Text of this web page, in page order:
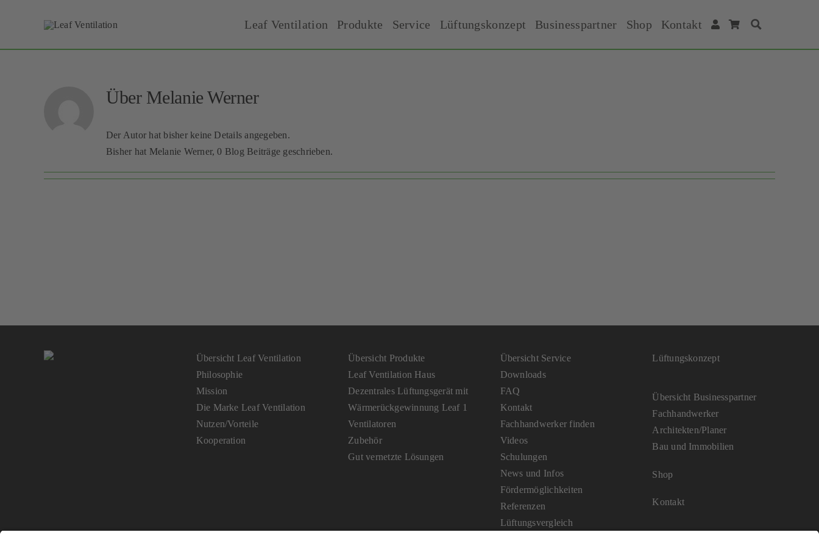
Leaf Ventilation Produkte Service Lüftungskonzept Businesspartner Shop Kontakt
Über Melanie Werner
Der Autor hat bisher keine Details angegeben.
Bisher hat Melanie Werner, 0 Blog Beiträge geschrieben.
Übersicht Leaf Ventilation
Philosophie
Mission
Die Marke Leaf Ventilation
Nutzen/Vorteile
Kooperation
Übersicht Produkte
Leaf Ventilation Haus
Dezentrales Lüftungsgerät mit
Wärmerückgewinnung Leaf 1
Ventilatoren
Zubehör
Gut vernetzte Lösungen
Übersicht Service
Downloads
FAQ
Kontakt
Fachhandwerker finden
Videos
Schulungen
News und Infos
Fördermöglichkeiten
Referenzen
Lüftungsvergleich
Lüftungskonzept
Übersicht Businesspartner
Fachhandwerker
Architekten/Planer
Bau und Immobilien
Shop
Kontakt